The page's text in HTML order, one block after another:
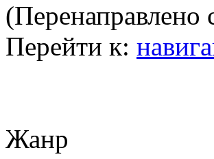
(Перенаправлено
Перейти к:
Жанр